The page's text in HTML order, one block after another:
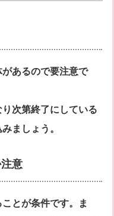
あるので要注意で
次第終了にしている
ましょう。
意
とが条件です。ま